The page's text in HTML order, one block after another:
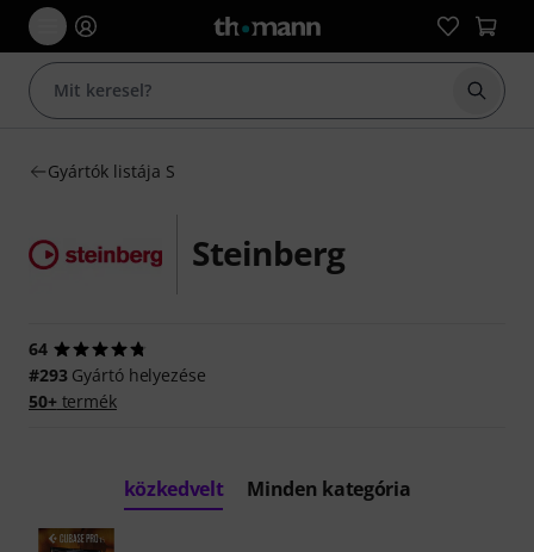
Gyártók listája S
Steinberg
64
#293Gyártó helyezése
50+termék
közkedvelt Minden kategória